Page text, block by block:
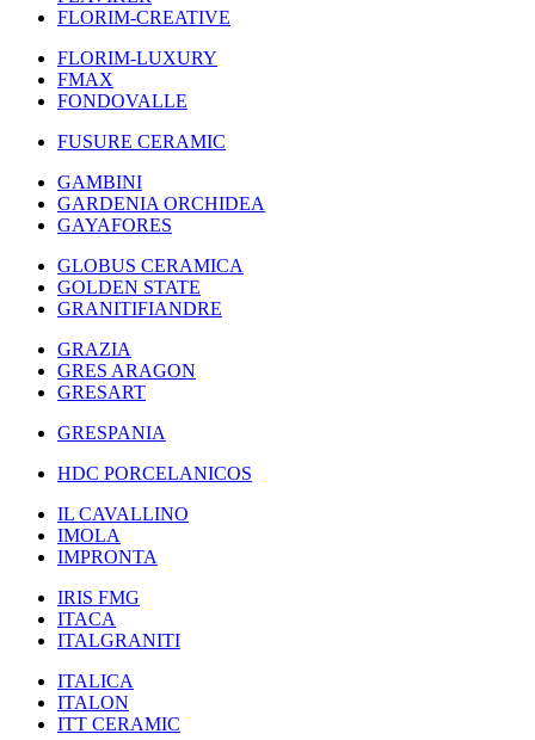
FLORIM-CREATIVE
FLORIM-LUXURY
FMAX
FONDOVALLE
FUSURE CERAMIC
GAMBINI
GARDENIA ORCHIDEA
GAYAFORES
GLOBUS CERAMICA
GOLDEN STATE
GRANITIFIANDRE
GRAZIA
GRES ARAGON
GRESART
GRESPANIA
HDC PORCELANICOS
IL CAVALLINO
IMOLA
IMPRONTA
IRIS FMG
ITACA
ITALGRANITI
ITALICA
ITALON
ITT CERAMIC